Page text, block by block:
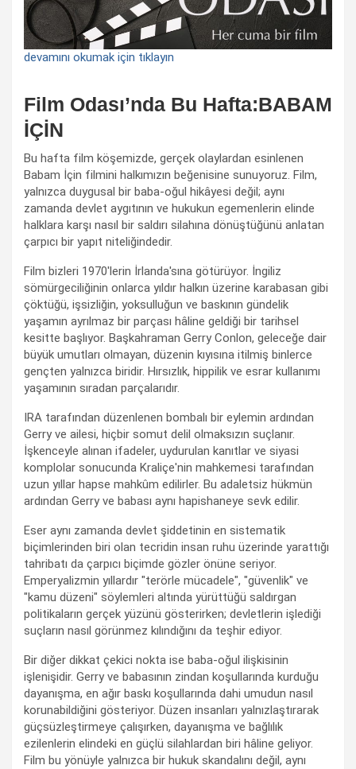
devamını okumak için tıklayın
Film Odası’nda Bu Hafta:BABAM
İÇİN
Bu hafta film köşemizde, gerçek olaylardan esinlenen
Babam İçin filmini halkımızın beğenisine sunuyoruz. Film,
yalnızca duygusal bir baba-oğul hikâyesi değil; aynı
zamanda devlet aygıtının ve hukukun egemenlerin elinde
halklara karşı nasıl bir saldırı silahına dönüştüğünü anlatan
çarpıcı bir yapıt niteliğindedir.
Film bizleri 1970'lerin İrlanda'sına götürüyor. İngiliz
sömürgeciliğinin onlarca yıldır halkın üzerine karabasan gibi
çöktüğü, işsizliğin, yoksulluğun ve baskının gündelik
yaşamın ayrılmaz bir parçası hâline geldiği bir tarihsel
kesitte başlıyor. Başkahraman Gerry Conlon, geleceğe dair
büyük umutları olmayan, düzenin kıyısına itilmiş binlerce
gençten yalnızca biridir. Hırsızlık, hippilik ve esrar kullanımı
yaşamının sıradan parçalarıdır.
IRA tarafından düzenlenen bombalı bir eylemin ardından
Gerry ve ailesi, hiçbir somut delil olmaksızın suçlanır.
İşkenceyle alınan ifadeler, uydurulan kanıtlar ve siyasi
komplolar sonucunda Kraliçe'nin mahkemesi tarafından
uzun yıllar hapse mahkûm edilirler. Bu adaletsiz hükmün
ardından Gerry ve babası aynı hapishaneye sevk edilir.
Eser aynı zamanda devlet şiddetinin en sistematik
biçimlerinden biri olan tecridin insan ruhu üzerinde yarattığı
tahribatı da çarpıcı biçimde gözler önüne seriyor.
Emperyalizmin yıllardır "terörle mücadele", "güvenlik" ve
"kamu düzeni" söylemleri altında yürüttüğü saldırgan
politikaların gerçek yüzünü gösterirken; devletlerin işlediği
suçların nasıl görünmez kılındığını da teşhir ediyor.
Bir diğer dikkat çekici nokta ise baba-oğul ilişkisinin
işlenişidir. Gerry ve babasının zindan koşullarında kurduğu
dayanışma, en ağır baskı koşullarında dahi umudun nasıl
korunabildiğini gösteriyor. Düzen insanları yalnızlaştırarak
güçsüzleştirmeye çalışırken, dayanışma ve bağlılık
ezilenlerin elindeki en güçlü silahlardan biri hâline geliyor.
Film bu yönüyle yalnızca bir hukuk skandalını değil, aynı